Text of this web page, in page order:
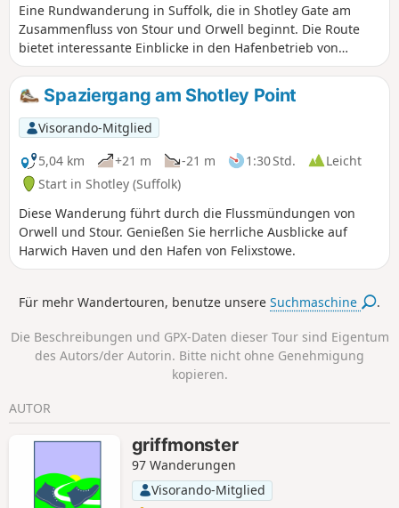
Eine Rundwanderung in Suffolk, die in Shotley Gate am
Zusammenfluss von Stour und Orwell beginnt. Die Route
bietet interessante Einblicke in den Hafenbetrieb von
Felixstowe und Harwich sowie einen ausgedehnten
Abschnitt des „Stour and Orwell Walk“. Der Weg verläuft
größtenteils am Ufer entlang, führt jedoch über Church End
und Erwarton Hall ins Landesinnere, um den Rundweg zu
vollenden.
Spaziergang am Shotley Point
Visorando-Mitglied
5,04 km
+21 m -21 m 1:30 Std.
Leicht
Start in Shotley (Suffolk)
Diese Wanderung führt durch die Flussmündungen von
Orwell und Stour. Genießen Sie herrliche Ausblicke auf
Harwich Haven und den Hafen von Felixstowe.
Für mehr Wandertouren, benutze unsereSuchmaschine .
Die Beschreibungen und GPX-Daten dieser Tour sind Eigentum
des Autors/der Autorin. Bitte nicht ohne Genehmigung
kopieren.
AUTOR
griffmonster
97 Wanderungen
Visorando-Mitglied